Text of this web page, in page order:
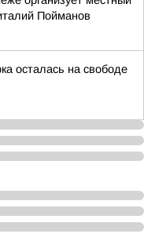
Пойманов
осталась на свободе